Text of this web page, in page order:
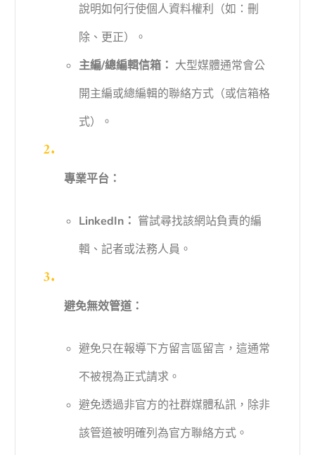
說明如何行使個人資料權利（如：刪
除、更正）。
主編/總編輯信箱： 大型媒體通常會公
開主編或總編輯的聯絡方式（或信箱格
式）。
專業平台：
LinkedIn： 嘗試尋找該網站負責的編
輯、記者或法務人員。
避免無效管道：
避免只在報導下方留言區留言，這通常
不被視為正式請求。
避免透過非官方的社群媒體私訊，除非
該管道被明確列為官方聯絡方式。